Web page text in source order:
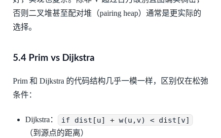
否则二叉堆甚至配对堆（pairing heap）通常是更实际的
选择。
5.4 Prim vs Dijkstra
Prim 和 Dijkstra 的代码结构几乎一模一样，区别仅在松弛
条件：
Dijkstra： if dist[u] + w(u,v) < dist[v]
（到源点的距离）